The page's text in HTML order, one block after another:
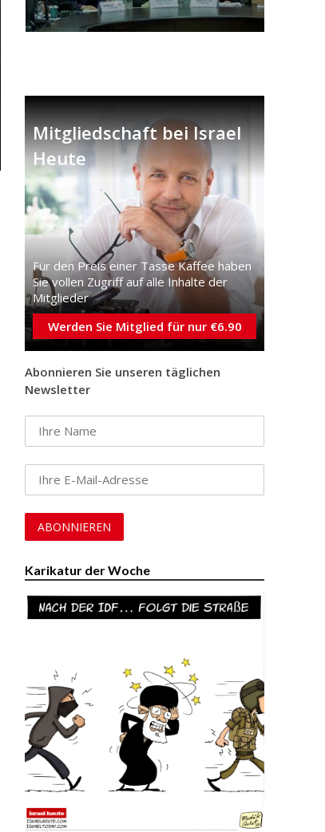
Mitgliedschaft bei Israel
Heute
Für den Preis einer Tasse Kaffee haben
Sie vollen Zugriff auf alle Inhalte der
Mitglieder
Werden Sie Mitglied für nur €6.90
Abonnieren Sie unseren täglichen
Newsletter
Karikatur der Woche